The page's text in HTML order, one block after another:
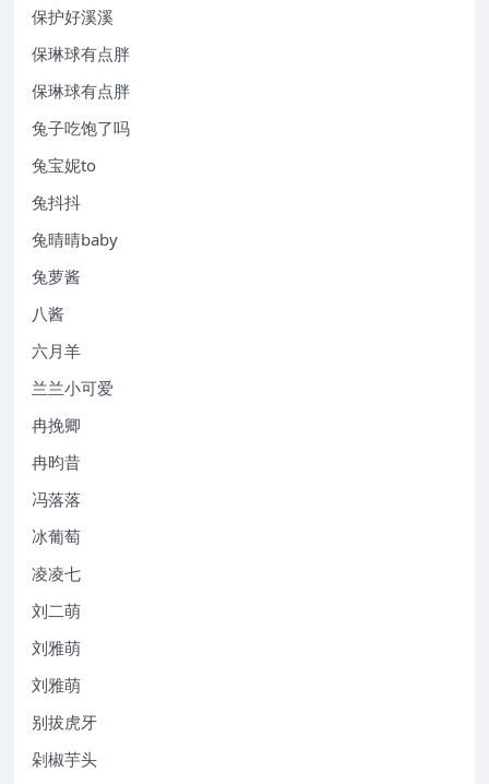
保护好溪溪
保琳球有点胖
保琳球有点胖
兔子吃饱了吗
兔宝妮to
兔抖抖
兔晴晴baby
兔萝酱
八酱
六月羊
兰兰小可爱
冉挽卿
冉昀昔
冯落落
冰葡萄
凌凌七
刘二萌
刘雅萌
刘雅萌
别拔虎牙
剁椒芋头